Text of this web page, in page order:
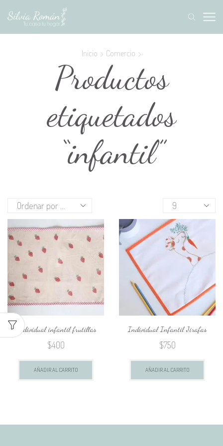
Inicio Comercio
Productos
etiquetados
“infantil”
Productos
por
pagina
Individual infantil frutillas
$400
AÑADIR AL CARRITO
Individual Infantil Jirafas
$750
AÑADIR AL CARRITO